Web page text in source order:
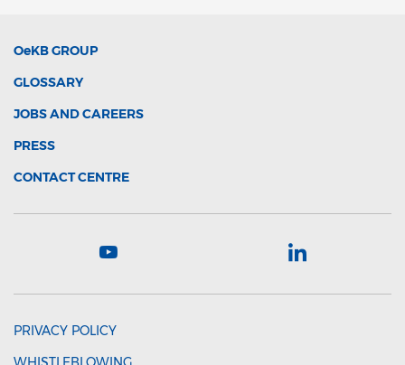
OeKBGROUP
GLOSSARY
JOBS AND CAREERS
PRESS
CONTACT CENTRE
PRIVACY POLICY